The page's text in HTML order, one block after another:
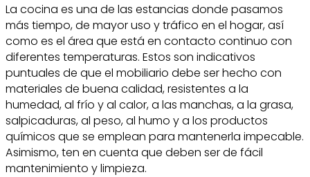
La cocina es una de las estancias donde pasamos
más tiempo, de mayor uso y tráfico en el hogar, así
como es el área que está en contacto continuo con
diferentes temperaturas. Estos son indicativos
puntuales de que el mobiliario debe ser hecho con
materiales de buena calidad, resistentes a la
humedad, al frío y al calor, a las manchas, a la grasa,
salpicaduras, al peso, al humo y a los productos
químicos que se emplean para mantenerla impecable.
Asimismo, ten en cuenta que deben ser de fácil
mantenimiento y limpieza.